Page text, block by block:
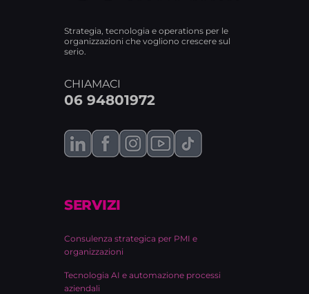
Strategia, tecnologia e operations per le
organizzazioni che vogliono crescere sul
serio.
CHIAMACI
06 94801972
SERVIZI
Consulenza strategica per PMI e
organizzazioni
Tecnologia AI e automazione processi
aziendali